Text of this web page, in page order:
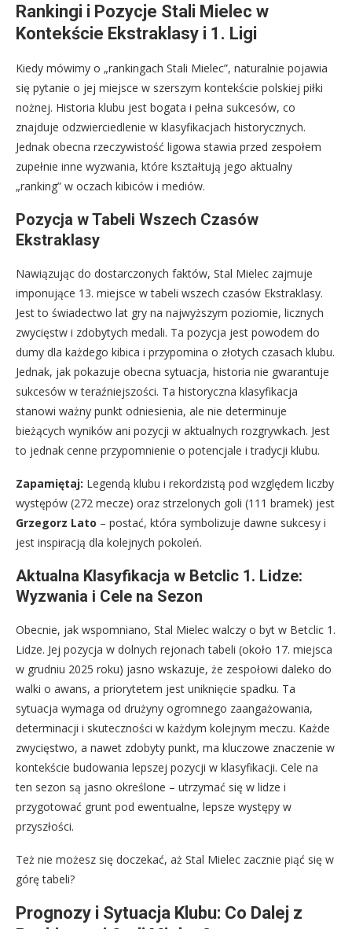
Rankingi i Pozycje Stali Mielec w
Kontekście Ekstraklasy i 1. Ligi
Kiedy mówimy o „rankingach Stali Mielec”, naturalnie pojawia
się pytanie o jej miejsce w szerszym kontekście polskiej piłki
nożnej. Historia klubu jest bogata i pełna sukcesów, co
znajduje odzwierciedlenie w klasyfikacjach historycznych.
Jednak obecna rzeczywistość ligowa stawia przed zespołem
zupełnie inne wyzwania, które kształtują jego aktualny
„ranking” w oczach kibiców i mediów.
Pozycja w Tabeli Wszech Czasów
Ekstraklasy
Nawiązując do dostarczonych faktów, Stal Mielec zajmuje
imponujące 13. miejsce w tabeli wszech czasów Ekstraklasy.
Jest to świadectwo lat gry na najwyższym poziomie, licznych
zwycięstw i zdobytych medali. Ta pozycja jest powodem do
dumy dla każdego kibica i przypomina o złotych czasach klubu.
Jednak, jak pokazuje obecna sytuacja, historia nie gwarantuje
sukcesów w teraźniejszości. Ta historyczna klasyfikacja
stanowi ważny punkt odniesienia, ale nie determinuje
bieżących wyników ani pozycji w aktualnych rozgrywkach. Jest
to jednak cenne przypomnienie o potencjale i tradycji klubu.
Zapamiętaj: Legendą klubu i rekordzistą pod względem liczby
występów (272 mecze) oraz strzelonych goli (111 bramek) jest
Grzegorz Lato – postać, która symbolizuje dawne sukcesy i
jest inspiracją dla kolejnych pokoleń.
Aktualna Klasyfikacja w Betclic 1. Lidze:
Wyzwania i Cele na Sezon
Obecnie, jak wspomniano, Stal Mielec walczy o byt w Betclic 1.
Lidze. Jej pozycja w dolnych rejonach tabeli (około 17. miejsca
w grudniu 2025 roku) jasno wskazuje, że zespołowi daleko do
walki o awans, a priorytetem jest uniknięcie spadku. Ta
sytuacja wymaga od drużyny ogromnego zaangażowania,
determinacji i skuteczności w każdym kolejnym meczu. Każde
zwycięstwo, a nawet zdobyty punkt, ma kluczowe znaczenie w
kontekście budowania lepszej pozycji w klasyfikacji. Cele na
ten sezon są jasno określone – utrzymać się w lidze i
przygotować grunt pod ewentualne, lepsze występy w
przyszłości.
Też nie możesz się doczekać, aż Stal Mielec zacznie piąć się w
górę tabeli?
Prognozy i Sytuacja Klubu: Co Dalej z